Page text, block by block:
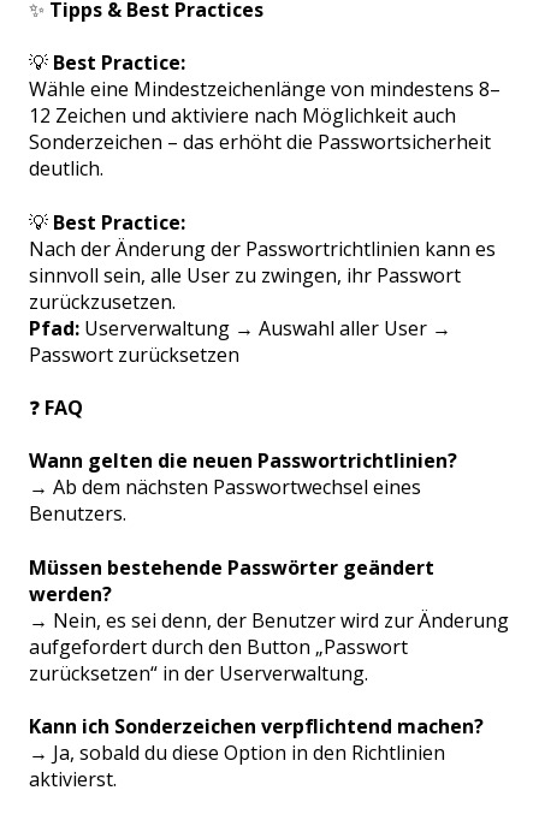
✨ Tipps & Best Practices
💡 Best Practice:
Wähle eine Mindestzeichenlänge von mindestens 8–
12 Zeichen und aktiviere nach Möglichkeit auch
Sonderzeichen – das erhöht die Passwortsicherheit
deutlich.
💡 Best Practice:
Nach der Änderung der Passwortrichtlinien kann es
sinnvoll sein, alle User zu zwingen, ihr Passwort
zurückzusetzen.
Pfad: Userverwaltung → Auswahl aller User →
Passwort zurücksetzen
❓ FAQ
Wann gelten die neuen Passwortrichtlinien?
→ Ab dem nächsten Passwortwechsel eines
Benutzers.
Müssen bestehende Passwörter geändert
werden?
→ Nein, es sei denn, der Benutzer wird zur Änderung
aufgefordert durch den Button „Passwort
zurücksetzen“ in der Userverwaltung.
Kann ich Sonderzeichen verpflichtend machen?
→ Ja, sobald du diese Option in den Richtlinien
aktivierst.